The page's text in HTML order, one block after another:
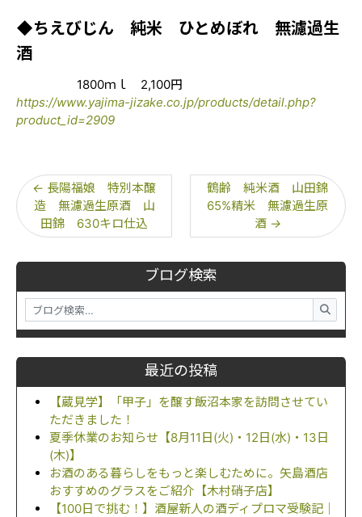
ブログ検索
最近の投稿
【蔵見学】「甲子」を醸す飯沼本家を訪問させてい
ただきました！
夏季休業のお知らせ【8月11日(火)・12日(水)・13日
(木)】
お酒のある暮らしをもっと楽しむために。矢島酒店
おすすめのグラスをご紹介【木村硝子店】
【100日で挑む！】酒屋新人の酒ディプロマ受験記｜
◆ちえびじん 純米 ひとめぼれ 無濾過生
酒
1800ｍｌ 2,100円
https://www.yajima-jizake.co.jp/products/detail.php?
product_id=2909
← 長陽福娘 特別本醸
造 無濾過生原酒 山
田錦 630キロ仕込
鶴齢 純米酒 山田錦
65%精米 無濾過生原
酒 →